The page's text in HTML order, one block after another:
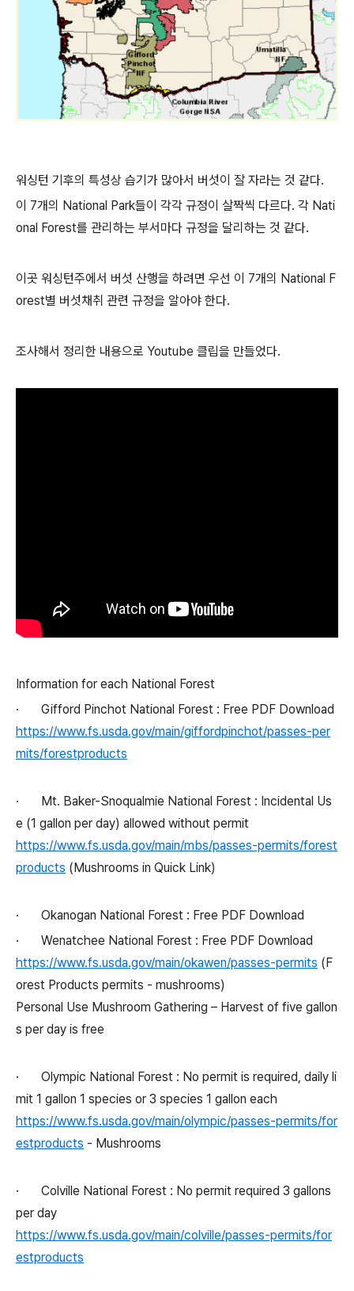
워싱턴 기후의 특성상 습기가 많아서 버섯이 잘 자라는 것 같다.
이 7개의 National Park들이 각각 규정이 살짝씩 다르다. 각 Nati
onal Forest를 관리하는 부서마다 규정을 달리하는 것 같다.
이곳 워싱턴주에서 버섯 산행을 하려면 우선 이 7개의 National F
orest별 버섯채취 관련 규정을 알아야 한다.
조사해서 정리한 내용으로 Youtube 클립을 만들었다.
Information for each National Forest
·
Gifford Pinchot National Forest : Free PDF Download
https://www.fs.usda.gov/main/giffordpinchot/passes-per
mits/forestproducts
·
Mt. Baker-Snoqualmie National Forest : Incidental Us
e (1 gallon per day) allowed without permit
https://www.fs.usda.gov/main/mbs/passes-permits/forest
products (Mushrooms in Quick Link)
·
Okanogan National Forest : Free PDF Download
·
Wenatchee National Forest : Free PDF Download
https://www.fs.usda.gov/main/okawen/passes-permits (F
orest Products permits - mushrooms)
Personal Use Mushroom Gathering – Harvest of five gallon
s per day is free
·
Olympic National Forest : No permit is required, daily li
mit 1 gallon 1 species or 3 species 1 gallon each
https://www.fs.usda.gov/main/olympic/passes-permits/for
estproducts - Mushrooms
·
Colville National Forest : No permit required 3 gallons
per day
https://www.fs.usda.gov/main/colville/passes-permits/for
estproducts